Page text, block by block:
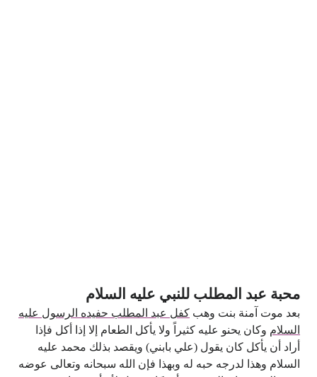
محبة عبد المطلب للنبي عليه السلام
بعد موت آمنة بنت وهب كفل عبد المطلب حفيده الرسول عليه
السلام وكان يحنو عليه كثيراً ولا يأكل الطعام إلا إذا أكل فإذا
أراد أن يأكل كان يقول (علي بابني) ويقصد بذلك محمد عليه
السلام وهذا لدرجه حبه له وبهذا فإن الله سبحانه وتعالى عوضه